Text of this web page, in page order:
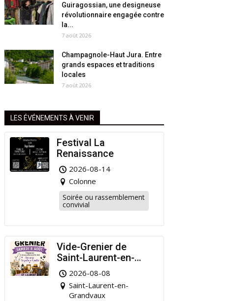
Guiragossian, une designeuse
révolutionnaire engagée contre
la...
7 août 2026
Champagnole-Haut Jura. Entre
grands espaces et traditions
locales
7 août 2026
LES ÉVÉNEMENTS À VENIR
Festival La
Renaissance
2026-08-14
Colonne
Soirée ou rassemblement
convivial
Vide-Grenier de
Saint-Laurent-en-
Grandvaux : Venez
chiner pour la bonne
cause !
2026-08-08
Saint-Laurent-en-
Grandvaux